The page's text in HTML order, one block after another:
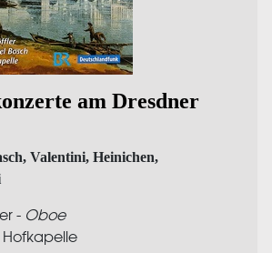
am Dresdner
Valentini, Heinichen,
- Oboe
Hofkapelle